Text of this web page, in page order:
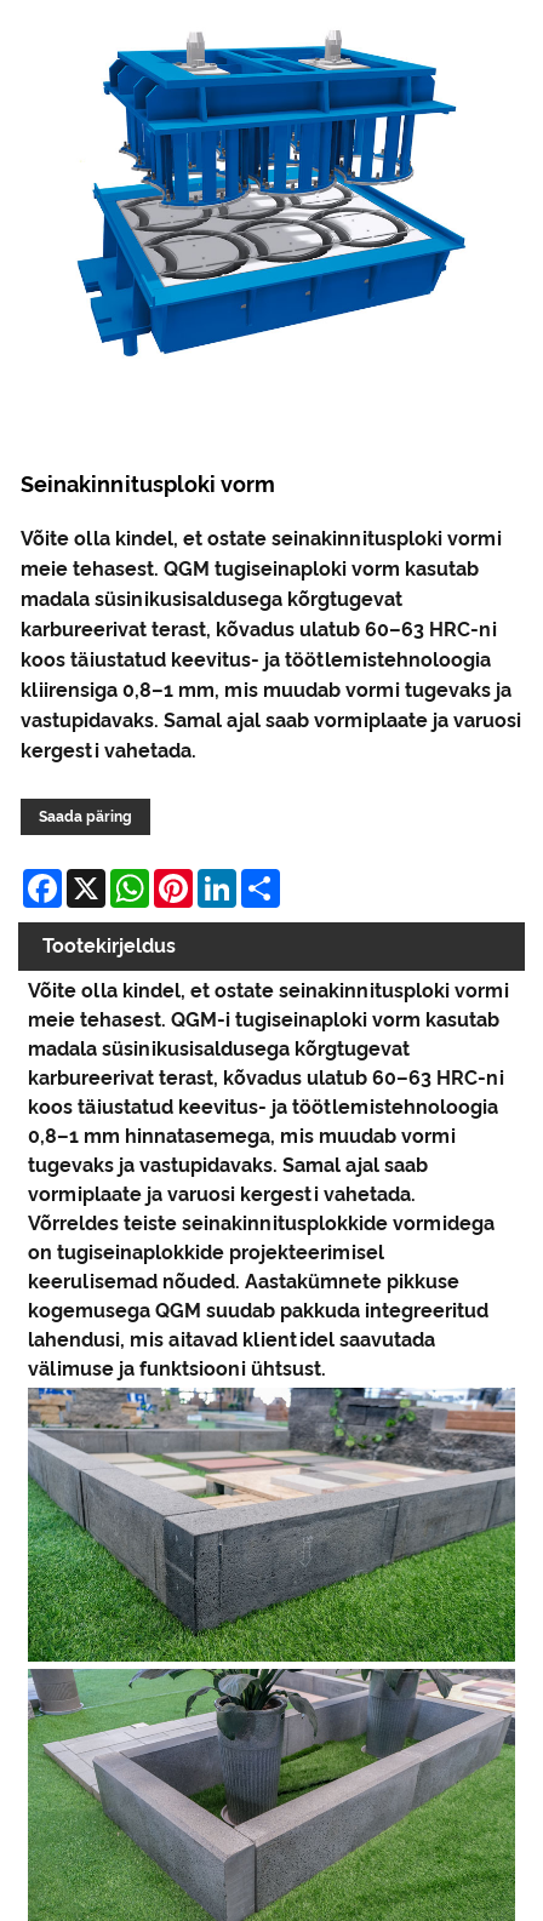
Seinakinnitusploki vorm
Võite olla kindel, et ostate seinakinnitusploki vormi
meie tehasest. QGM tugiseinaploki vorm kasutab
madala süsinikusisaldusega kõrgtugevat
karbureerivat terast, kõvadus ulatub 60–63 HRC-ni
koos täiustatud keevitus- ja töötlemistehnoloogia
kliirensiga 0,8–1 mm, mis muudab vormi tugevaks ja
vastupidavaks. Samal ajal saab vormiplaate ja varuosi
kergesti vahetada.
Saada päring
Facebook
X WhatsApp
PinterestLinkedIn
Tootekirjeldus
Võite olla kindel, et ostate seinakinnitusploki vormi
meie tehasest. QGM-i tugiseinaploki vorm kasutab
madala süsinikusisaldusega kõrgtugevat
karbureerivat terast, kõvadus ulatub 60–63 HRC-ni
koos täiustatud keevitus- ja töötlemistehnoloogia
0,8–1 mm hinnatasemega, mis muudab vormi
tugevaks ja vastupidavaks. Samal ajal saab
vormiplaate ja varuosi kergesti vahetada.
Võrreldes teiste seinakinnitusplokkide vormidega
on tugiseinaplokkide projekteerimisel
keerulisemad nõuded. Aastakümnete pikkuse
kogemusega QGM suudab pakkuda integreeritud
lahendusi, mis aitavad klientidel saavutada
välimuse ja funktsiooni ühtsust.